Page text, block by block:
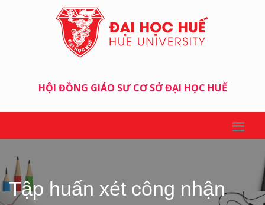
HỘI ĐỒNG GIÁO SƯ CƠ SỞ ĐẠI HỌC HUẾ
Tập huấn xét công nhận